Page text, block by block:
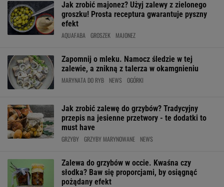
Jak zrobić majonez? Użyj zalewy z zielonego
groszku! Prosta receptura gwarantuje pyszny
efekt
AQUAFABA GROSZEK MAJONEZ
Zapomnij o mleku. Namocz śledzie w tej
zalewie, a znikną z talerza w okamgnieniu
MARYNATA DO RYB NEWS OGÓRKI
Jak zrobić zalewę do grzybów? Tradycyjny
przepis na jesienne przetwory - te dodatki to
must have
GRZYBY GRZYBY MARYNOWANE NEWS
Zalewa do grzybów w occie. Kwaśna czy
słodka? Baw się proporcjami, by osiągnąć
pożądany efekt